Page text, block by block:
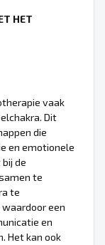
HET
vaak
Dit
die
en emotionele
de
te
te
een
en
Het kan ook